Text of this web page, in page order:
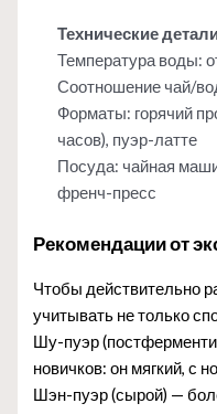
Технические
Температура воды:
Соотношение чай/
Форматы: горячий
часов), пуэр-латте
Посуда: чайная
френч-пресс
Рекомендации от
Чтобы действительно
учитывать не только
Шу-пуэр
новичков: он мягкий, с
Шэн-пуэр (сырой) —